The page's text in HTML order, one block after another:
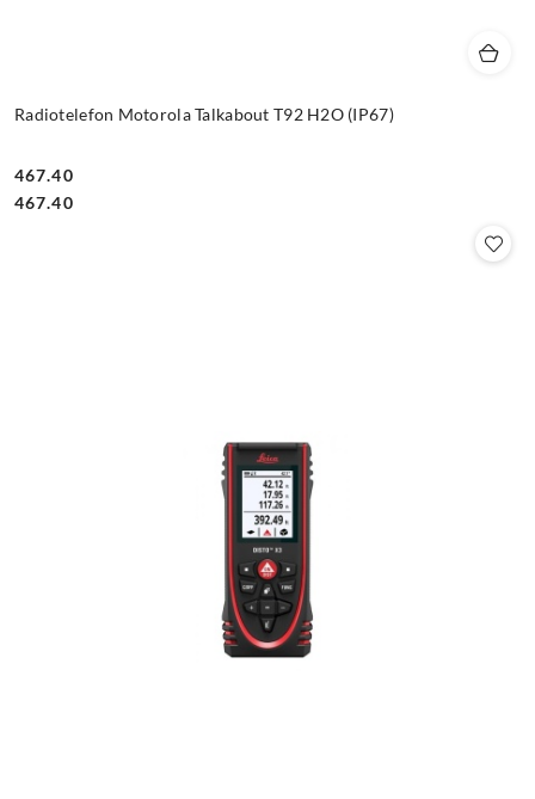
Radiotelefon Motorola Talkabout T92 H2O (IP67)
Cena:
467.40
Cena:
467.40